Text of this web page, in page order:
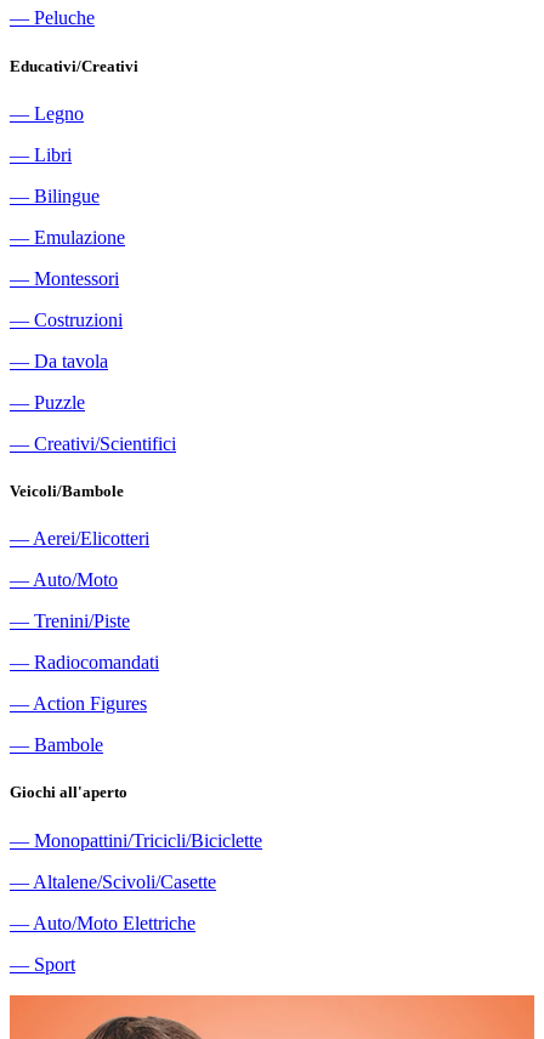
― Peluche
Educativi/Creativi
― Legno
― Libri
― Bilingue
― Emulazione
― Montessori
― Costruzioni
― Da tavola
― Puzzle
― Creativi/Scientifici
Veicoli/Bambole
― Aerei/Elicotteri
― Auto/Moto
― Trenini/Piste
― Radiocomandati
― Action Figures
― Bambole
Giochi all'aperto
― Monopattini/Tricicli/Biciclette
― Altalene/Scivoli/Casette
― Auto/Moto Elettriche
― Sport